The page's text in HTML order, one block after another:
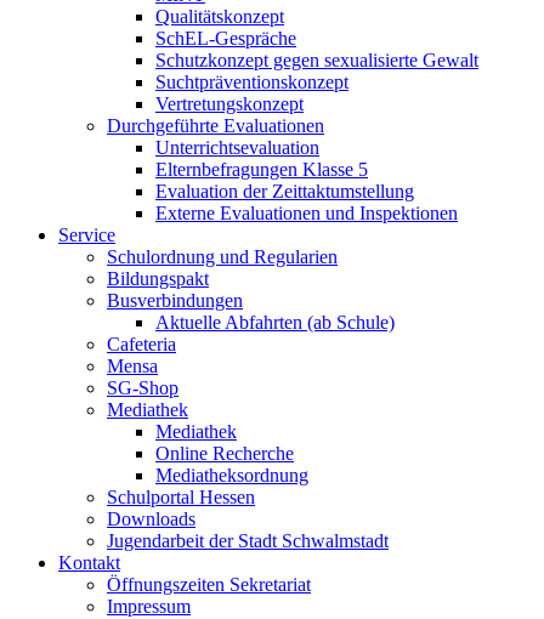
Qualitätskonzept
SchEL-Gespräche
Schutzkonzept gegen sexualisierte Gewalt
Suchtpräventionskonzept
Vertretungskonzept
Durchgeführte Evaluationen
Unterrichtsevaluation
Elternbefragungen Klasse 5
Evaluation der Zeittaktumstellung
Externe Evaluationen und Inspektionen
Service
Schulordnung und Regularien
Bildungspakt
Busverbindungen
Aktuelle Abfahrten (ab Schule)
Cafeteria
Mensa
SG-Shop
Mediathek
Mediathek
Online Recherche
Mediatheksordnung
Schulportal Hessen
Downloads
Jugendarbeit der Stadt Schwalmstadt
Kontakt
Öffnungszeiten Sekretariat
Impressum